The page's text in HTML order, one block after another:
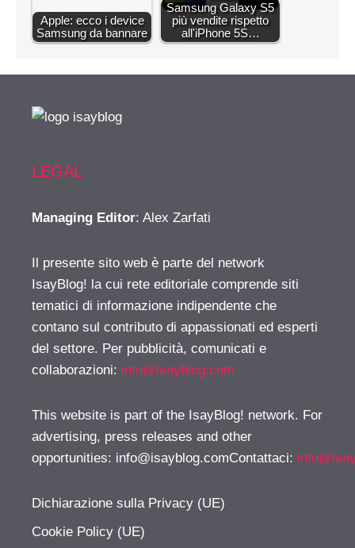
Apple: ecco i device
Samsung da bannare
Samsung Galaxy S5
più vendite rispetto
all'iPhone 5S…
LEGAL
Managing Editor: Alex Zarfati
Il presente sito web è parte del network
IsayBlog! la cui rete editoriale comprende siti
tematici di informazione indipendente che
contano sul contributo di appassionati ed esperti
del settore. Per pubblicità, comunicati e
collaborazioni: info@isayblog.com
This website is part of the IsayBlog! network. For
advertising, press releases and other
opportunities: info@isayblog.comContattaci:
Dichiarazione sulla Privacy (UE)
Cookie Policy (UE)